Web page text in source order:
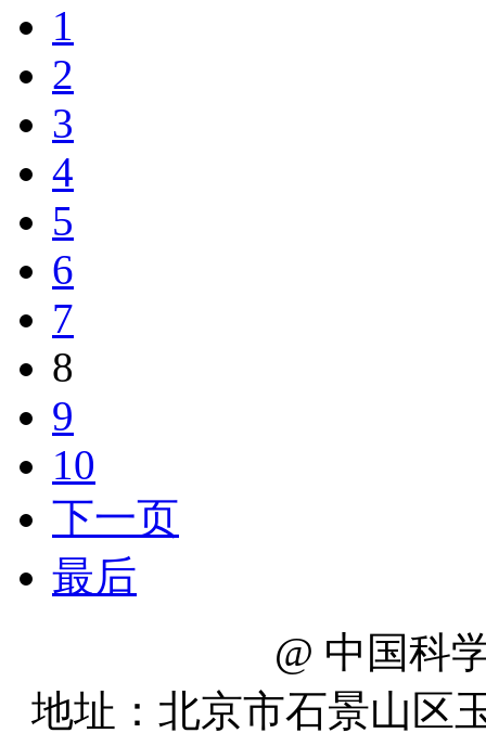
1
2
3
4
5
6
7
8
9
10
下一页
最后
@ 中国科
地址：北京市石景山区